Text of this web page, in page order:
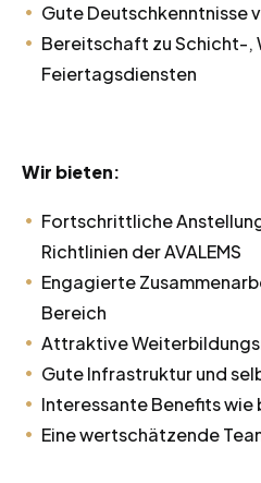
Gute Deutschkenntnisse
Bereitschaft zu Schicht-,
Feiertagsdiensten
Wir bieten:
Fortschrittliche
Richtlinien der AVALEMS
Engagierte
Bereich
Attraktive
Gute Infrastruktur und
Interessante Benefits
Eine wertschätzende